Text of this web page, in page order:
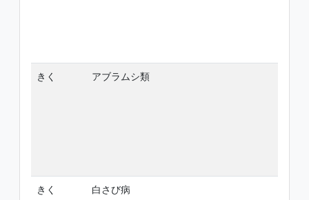
きく アブラムシ類
きく 白さび病